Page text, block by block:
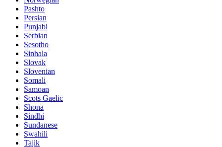
Pashto
Persian
Punjabi
Serbian
Sesotho
Sinhala
Slovak
Slovenian
Somali
Samoan
Scots Gaelic
Shona
Sindhi
Sundanese
Swahili
Tajik